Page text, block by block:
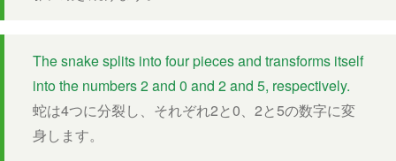
The snake splits into four pieces and transforms itself
into the numbers 2 and 0 and 2 and 5, respectively.
蛇は4つに分裂し、それぞれ2と0、2と5の数字に変
身します。